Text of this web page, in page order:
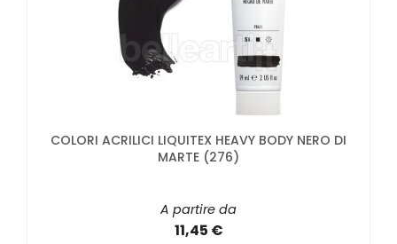
COLORI ACRILICI LIQUITEX HEAVY BODY NERO DI
MARTE (276)
A partire da
11,45 €